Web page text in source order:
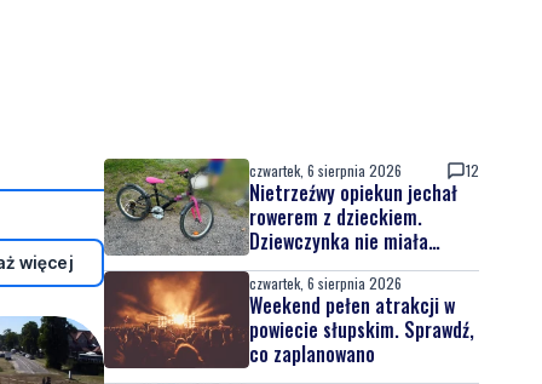
więcej
czwartek, 6 sierpnia 2026 12
Nietrzeźwy opiekun jechał
rowerem z dzieckiem.
Dziewczynka nie miała
kasku
czwartek, 6 sierpnia 2026
Weekend pełen atrakcji w
powiecie słupskim. Sprawdź,
co zaplanowano